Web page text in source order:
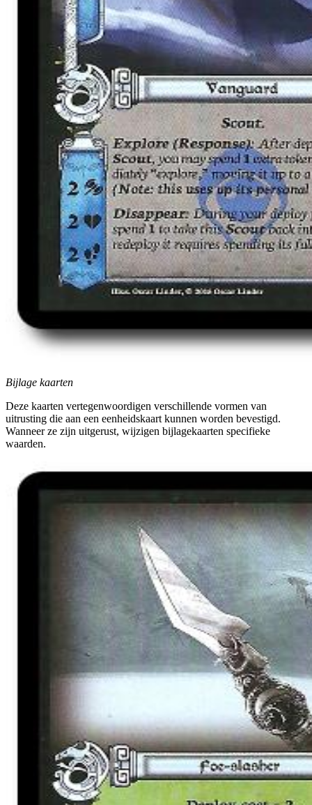
Bijlage kaarten
Deze kaarten vertegenwoordigen verschillende vormen van
uitrusting die aan een eenheidskaart kunnen worden bevestigd.
Wanneer ze zijn uitgerust, wijzigen bijlagekaarten specifieke
waarden.